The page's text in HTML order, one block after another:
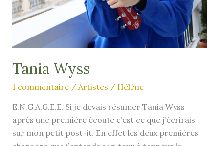
Tania Wyss
1 commentaire / Artistes / Hélène
E.N.G.A.G.E.E. Si je devais résumer Tania Wyss
après une première écoute c’est ce que j’écrirais
sur mon petit post-it. En effet les deux premières